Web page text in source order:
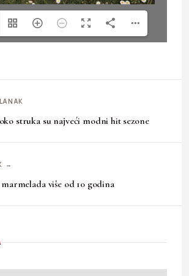
struka su najveći modni hit sezone
→
više od 10 godina